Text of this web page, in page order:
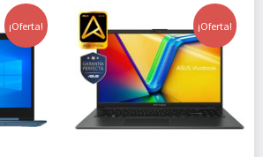
¡Oferta! ¡Oferta!